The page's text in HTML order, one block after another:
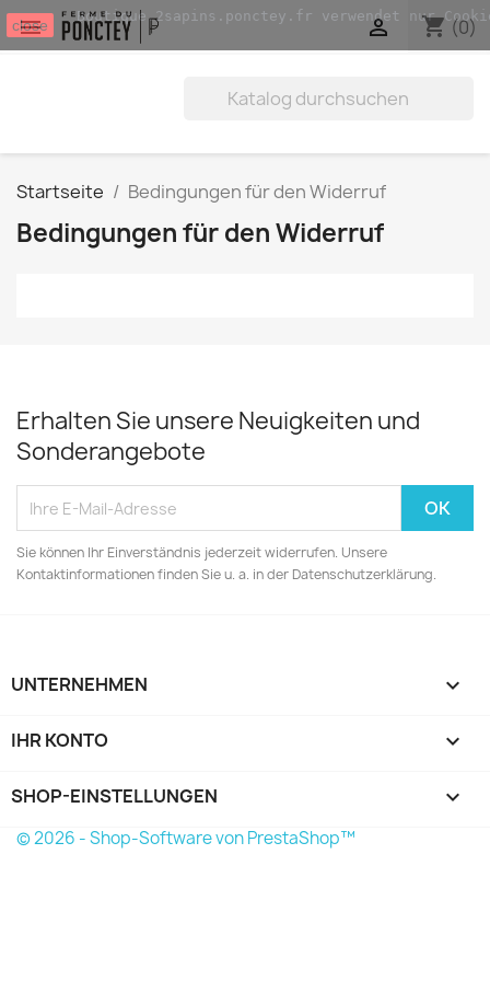
close
Boutique.2sapins.ponctey.fr verwendet nur
 shopping_cart (0)

Startseite Bedingungen für den Widerruf
Bedingungen für den Widerruf
Erhalten Sie unsere Neuigkeiten und
Sonderangebote
Sie können Ihr Einverständnis jederzeit widerrufen. Unsere
Kontaktinformationen finden Sie u. a. in der Datenschutzerklärung.
UNTERNEHMEN 
IHR KONTO 
SHOP-EINSTELLUNGEN keyboard_arrow_down
© 2026 - Shop-Software von PrestaShop™